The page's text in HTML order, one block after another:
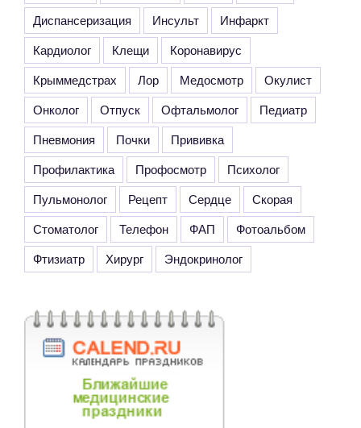
Диспансеризация
Инсульт
Инфаркт
Кардиолог
Клещи
Коронавирус
Крыммедстрах
Лор Медосмотр
Окулист
Онколог
Отпуск Офтальмолог
Педиатр
Пневмония
Почки
Прививка
Профилактика
Профосмотр
Психолог
Пульмонолог
Рецепт Сердце
Скорая
Стоматолог
Телефон ФАП
Фотоальбом
Фтизиатр
Хирург Эндокринолог